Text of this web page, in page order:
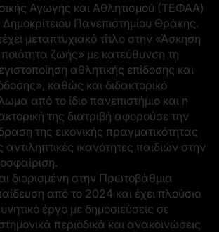
Αγωγής και Αθλητισμού (ΤΕΦΑΑ)
Δημοκρίτειου Πανεπιστημίου Θράκης.
μεταπτυχιακό τίτλο στην «Άσκηση
ποιότητα ζωής» με κατεύθυνση τη
αθλητικής επίδοσης και
καθώς και διδακτορικό
από το ίδιο πανεπιστήμιο και η
της διατριβή αφορούσε την
της εικονικής πραγματικότητας
αντιληπτικές ικανότητες παιδιών στην
διορισμένη στην Πρωτοβάθμια
από το 2024 και έχει πλούσιο
έργο με δημοσιεύσεις σε
περιοδικά και ανακοινώσεις